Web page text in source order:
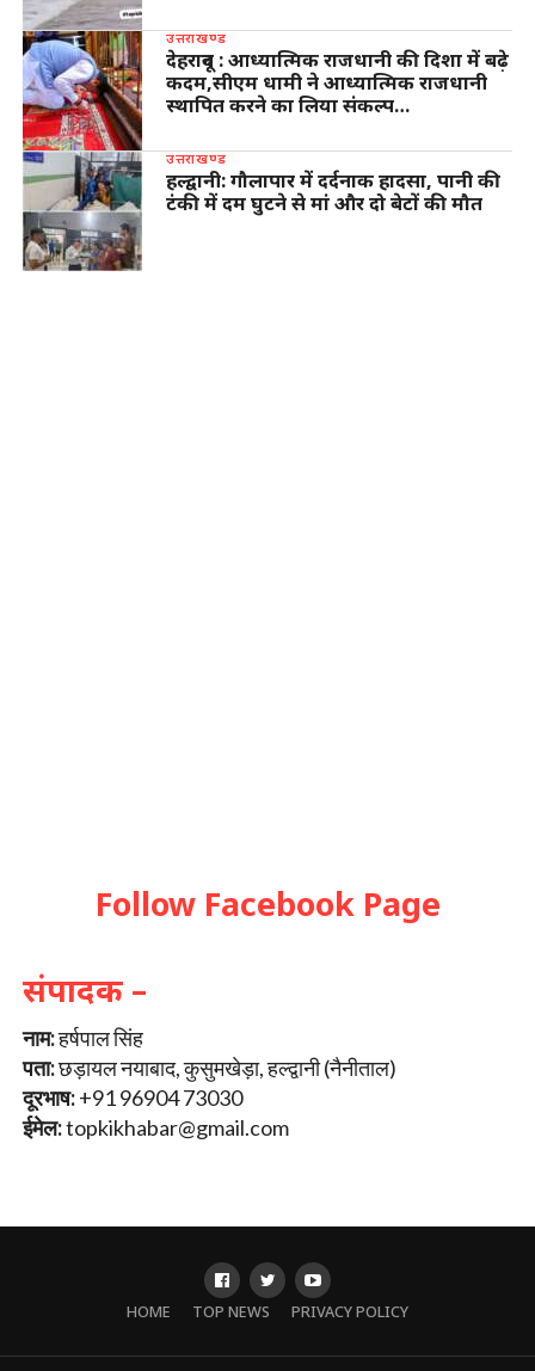
उत्तराखण्ड
देहरादून : आध्यात्मिक राजधानी की दिशा में बढ़े
कदम,सीएम धामी ने आध्यात्मिक राजधानी
स्थापित करने का लिया संकल्प…
उत्तराखण्ड
हल्द्वानी: गौलापार में दर्दनाक हादसा, पानी की
टंकी में दम घुटने से मां और दो बेटों की मौत
Follow Facebook Page
संपादक –
नाम:हर्षपाल सिंह
पता:छड़ायल नयाबाद, कुसुमखेड़ा, हल्द्वानी (नैनीताल)
दूरभाष:+91 96904 73030
ईमेल:topkikhabar@gmail.com
HOME TOP NEWS PRIVACY POLICY